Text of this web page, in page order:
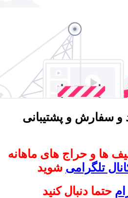
و سفارش و پشتیبانی
ها و حراج های ماهانه
تلگرامی شوید
حتما دنبال کنید